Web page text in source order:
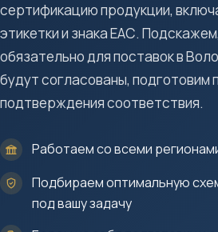
сертификацию продукции,
этикетки и знака ЕАС.
обязательно для поставок в
будут согласованы, подготовим
подтверждения соответствия.
Работаем со всеми
Подбираем оптимальную
под вашу задачу